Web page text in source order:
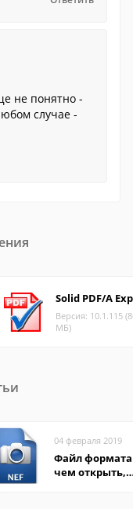
не понятно -
случае -
Solid PDF/A
Версия: 10.1.115
МБ)
04 февраля 2019
Файл формата
чем открыть,